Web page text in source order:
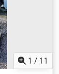
1 / 11